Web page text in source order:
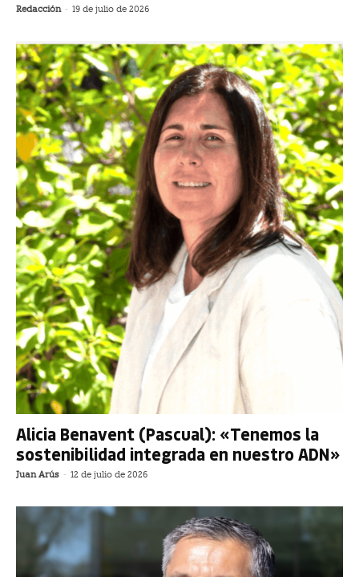
Redacción - 19 de julio de 2026
Alicia Benavent (Pascual): «Tenemos la
sostenibilidad integrada en nuestro ADN»
Juan Arús - 12 de julio de 2026